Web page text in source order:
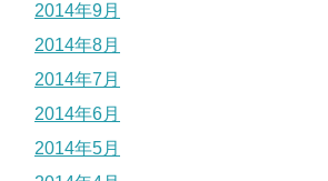
2014年9月
2014年8月
2014年7月
2014年6月
2014年5月